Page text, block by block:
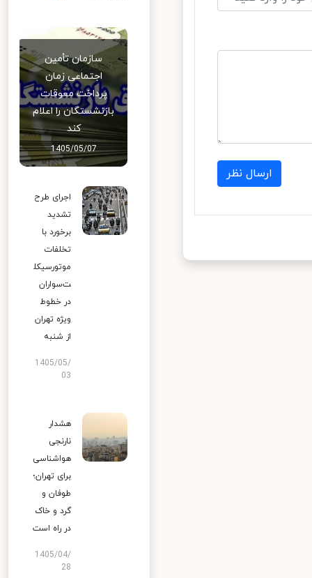
ارسال نظر
سازمان تأمین
اجتماعی زمان
پرداخت معوقات
بازنشستگان را اعلام
کند
1405/05/07
اجرای طرح
تشدید
برخورد با
تخلفات
موتورسیکل
ت‌سواران
در خطوط
ویژه تهران
از شنبه
1405/05/
03
هشدار
نارنجی
هواشناسی
برای تهران؛
طوفان و
گرد و خاک
در راه است
1405/04/
28